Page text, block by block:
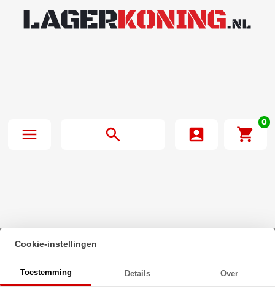
0
Beginpagina·
SKF Kogellager 61806/6806 2RZ (30x42x7mm)
Cookie-instellingen
Toestemming Details Over